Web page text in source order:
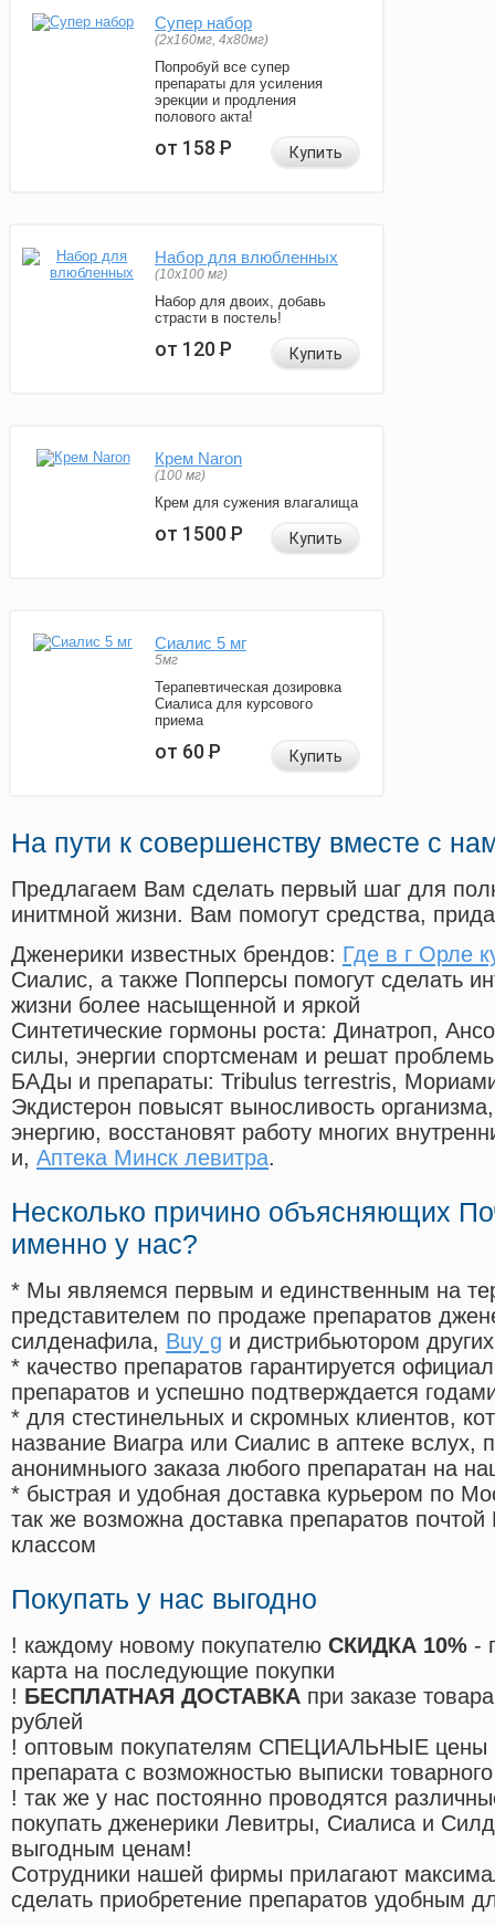
Супер набор
(2х160мг, 4х80мг)
Попробуй все супер
препараты для усиления
эрекции и продления
полового акта!
от 158Р Купить
Набор для влюбленных
(10х100 мг)
Набор для двоих, добавь
страсти в постель!
от 120Р Купить
Крем Naron
(100 мг)
Крем для сужения влагалища
от 1500Р Купить
Сиалис 5 мг
5мг
Терапевтическая дозировка
Сиалиса для курсового
приема
от 60Р Купить
На пути к совершенству вместе с
Предлагаем Вам сделать первый шаг для
инитмной жизни. Вам помогут средства,
Дженерики известных брендов: Где в г Орле
Сиалис, а также Попперсы помогут сделать
жизни более насыщенной и яркой
Синтетические гормоны роста: Динатроп,
силы, энергии спортсменам и решат
БАДы и препараты: Tribulus terrestris,
Экдистерон повысят выносливость
энергию, восстановят работу многих
и, Аптека Минск левитра.
Несколько причино объясняющих
именно у нас?
* Мы являемся первым и единственным на
представителем по продаже препаратов
силденафила, Buy g и дистрибьютором
* качество препаратов гарантируется
препаратов и успешно подтверждается
* для стестинельных и скромных клиентов,
название Виагра или Сиалис в аптеке вслух,
анонимныого заказа любого препаратан на
* быстрая и удобная доставка курьером по
так же возможна доставка препаратов
классом
Покупать у нас выгодно
! каждому новому покупателю СКИДКА 10% -
карта на последующие покупки
! БЕСПЛАТНАЯ ДОСТАВКА при заказе
рублей
! оптовым покупателям СПЕЦИАЛЬНЫЕ цены
препарата с возможностью выписки
! так же у нас постоянно проводятся
покупать дженерики Левитры, Сиалиса и
выгодным ценам!
Cотрудники нашей фирмы прилагают
сделать приобретение препаратов удобным